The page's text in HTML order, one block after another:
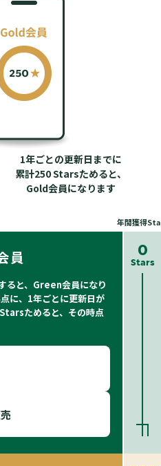
1年ごとの更新日までに
累計250 Starsためると、
Gold会員になります
員
ると、Green会員になり
に、1年ごとに更新日が
ためると、その時点
0
Stars
年間獲得